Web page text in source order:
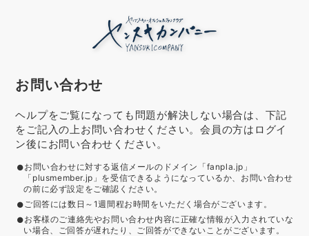
お問い合わせ
ヘルプをご覧になっても問題が解決しない場合は、下記
をご記入の上お問い合わせください。会員の方はログイ
ン後にお問い合わせください。
お問い合わせに対する返信メールのドメイン「fanpla.jp」
「plusmember.jp」を受信できるようになっているか、お問い合わせ
の前に必ず設定をご確認ください。
ご回答には数日～1週間程お時間をいただく場合がございます。
お客様のご連絡先やお問い合わせ内容に正確な情報が入力されていな
い場合、ご回答が遅れたり、ご回答ができないことがございます。